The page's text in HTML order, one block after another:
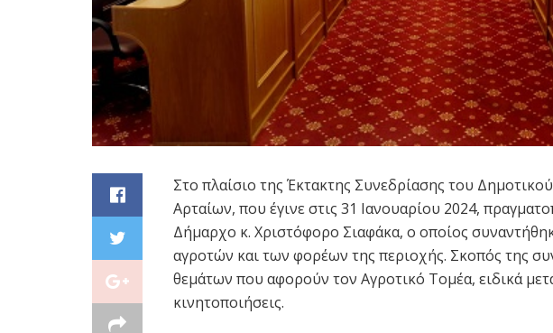
Στο πλαίσιο της Έκτακτης Συνεδρίασης του
Αρταίων, που έγινε στις 31 Ιανουαρίου 2024,
Δήμαρχο κ. Χριστόφορο Σιαφάκα, ο οποίος
αγροτών και των φορέων της περιοχής. Σκοπός της
θεμάτων που αφορούν τον Αγροτικό Τομέα, ειδικά
κινητοποιήσεις.